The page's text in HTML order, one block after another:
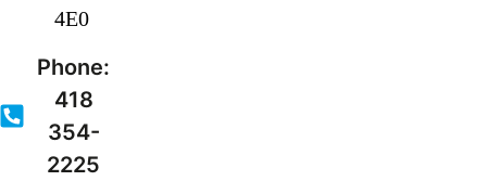
4E0
Phone:
418
354-
2225